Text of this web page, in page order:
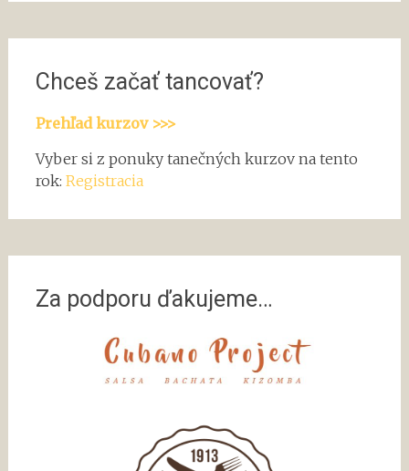
Chceš začať tancovať?
Prehľad kurzov >>>
Vyber si z ponuky tanečných kurzov na tento
rok: Registracia
Za podporu ďakujeme…